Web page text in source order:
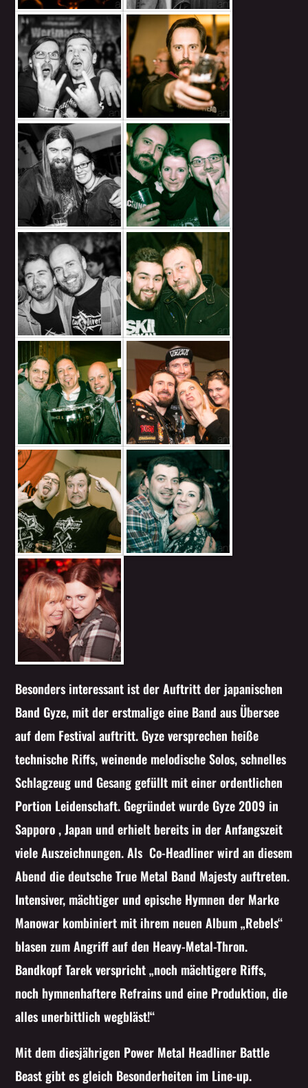
Besonders interessant ist der Auftritt der japanischen
Band Gyze, mit der erstmalige eine Band aus Übersee
auf dem Festival auftritt. Gyze versprechen heiße
technische Riffs, weinende melodische Solos, schnelles
Schlagzeug und Gesang gefüllt mit einer ordentlichen
Portion Leidenschaft. Gegründet wurde Gyze 2009 in
Sapporo , Japan und erhielt bereits in der Anfangszeit
viele Auszeichnungen. Als Co-Headliner wird an diesem
Abend die deutsche True Metal Band Majesty auftreten.
Intensiver, mächtiger und epische Hymnen der Marke
Manowar kombiniert mit ihrem neuen Album „Rebels“
blasen zum Angriff auf den Heavy-Metal-Thron.
Bandkopf Tarek verspricht „noch mächtigere Riffs,
noch hymnenhaftere Refrains und eine Produktion, die
alles unerbittlich wegbläst!“
Mit dem diesjährigen Power Metal Headliner Battle
Beast gibt es gleich Besonderheiten im Line-up.